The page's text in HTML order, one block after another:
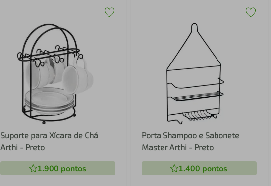
Suporte para Xícara de Chá
Arthi - Preto
1.900 pontos
Porta Shampoo e Sabonete
Master Arthi - Preto
1.400 pontos